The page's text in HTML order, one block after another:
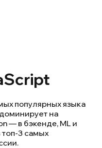
популярных языка
на
— в бэкенде, ML и
топ-3 самых